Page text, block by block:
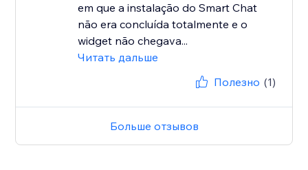
em que a instalação do Smart Chat
não era concluída totalmente e o
widget não chegava...
Читать дальше
Полезно (1)
Больше отзывов